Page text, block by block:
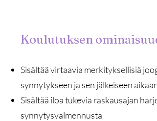
​Koulutuksen
Sisältää virtaavia merkityksellisiä
synnytykseen ja sen jälkeiseen
Sisältää iloa tukevia raskausajan
synnytysvalmennusta